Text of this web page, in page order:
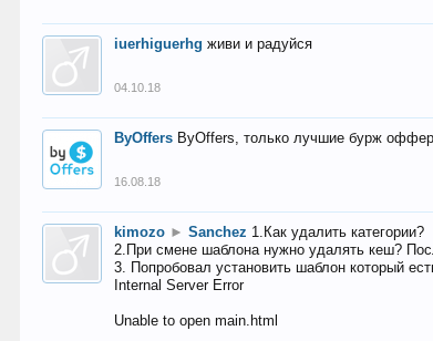
iuerhiguerhg живи и радуйся
04.10.18
ByOffers ByOffers, только лучшие бурж
16.08.18
kimozo ► Sanchez 1.Как удалить категории?
2.При смене шаблона нужно удалять кеш?
3. Попробовал установить шаблон который
Internal Server Error
Unable to open main.html